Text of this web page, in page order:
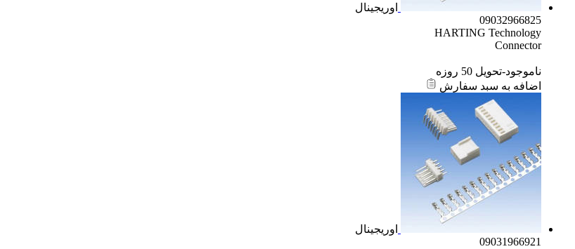
اوریجینال
09032966825
HARTING Technology
Connector
ناموجود-تحویل 50 روزه
اضافه به سبد سفارش
اوریجینال
09031966921